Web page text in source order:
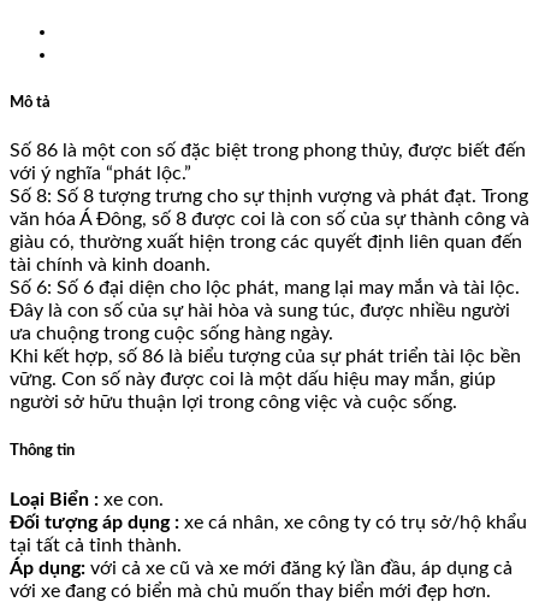
Mô tả
Số 86 là một con số đặc biệt trong phong thủy, được biết đến
với ý nghĩa “phát lộc.”
Số 8: Số 8 tượng trưng cho sự thịnh vượng và phát đạt. Trong
văn hóa Á Đông, số 8 được coi là con số của sự thành công và
giàu có, thường xuất hiện trong các quyết định liên quan đến
tài chính và kinh doanh.
Số 6: Số 6 đại diện cho lộc phát, mang lại may mắn và tài lộc.
Đây là con số của sự hài hòa và sung túc, được nhiều người
ưa chuộng trong cuộc sống hàng ngày.
Khi kết hợp, số 86 là biểu tượng của sự phát triển tài lộc bền
vững. Con số này được coi là một dấu hiệu may mắn, giúp
người sở hữu thuận lợi trong công việc và cuộc sống.
Thông tin
Loại Biển : xe con.
Đối tượng áp dụng : xe cá nhân, xe công ty có trụ sở/hộ khẩu
tại tất cả tỉnh thành.
Áp dụng: với cả xe cũ và xe mới đăng ký lần đầu, áp dụng cả
với xe đang có biển mà chủ muốn thay biển mới đẹp hơn.